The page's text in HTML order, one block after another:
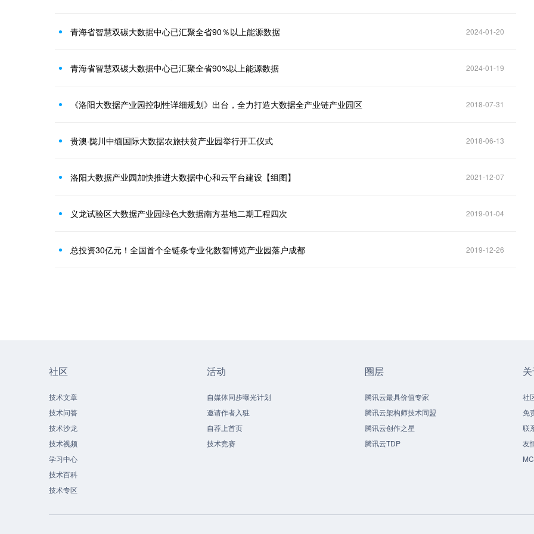
青海省智慧双碳大数据中心已汇聚全省90％以上能源数据 2024-01-20
青海省智慧双碳大数据中心已汇聚全省90%以上能源数据 2024-01-19
《洛阳大数据产业园控制性详细规划》出台，全力打造大数据全产业链产业园区 2018-07-31
贵澳·陇川中缅国际大数据农旅扶贫产业园举行开工仪式 2018-06-13
洛阳大数据产业园加快推进大数据中心和云平台建设【组图】 2021-12-07
义龙试验区大数据产业园绿色大数据南方基地二期工程四次 2019-01-04
总投资30亿元！全国首个全链条专业化数智博览产业园落户成都 2019-12-26
社区
技术文章
技术问答
技术沙龙
技术视频
学习中心
技术百科
技术专区
活动
自媒体同步曝光计划
邀请作者入驻
自荐上首页
技术竞赛
圈层
腾讯云最具价值专家
腾讯云架构师技术同盟
腾讯云创作之星
腾讯云TDP
社
免
联
友